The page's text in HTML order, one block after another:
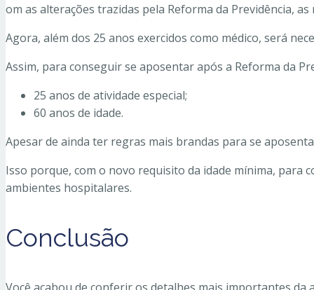
om as alterações trazidas pela Reforma da Previdência,
Agora, além dos 25 anos exercidos como médico, será
Assim, para conseguir se aposentar após a Reforma da
25 anos de atividade especial;
60 anos de idade.
Apesar de ainda ter regras mais brandas para se
Isso porque, com o novo requisito da idade mínima, para
ambientes hospitalares.
Conclusão